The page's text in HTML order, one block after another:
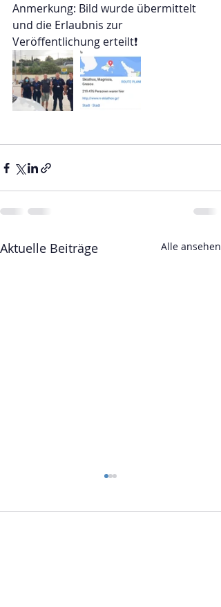
Anmerkung: Bild wurde übermittelt
und die Erlaubnis zur
Veröffentlichung erteilt❗
Aktuelle Beiträge Alle ansehen